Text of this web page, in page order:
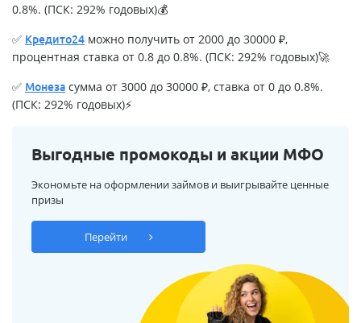
0.8%. (ПСК: 292% годовых)💰
✅ Кредито24 можно получить от 2000 до 30000 ₽,
процентная ставка от 0.8 до 0.8%. (ПСК: 292% годовых)🚀
✅ Монеза сумма от 3000 до 30000 ₽, ставка от 0 до 0.8%.
(ПСК: 292% годовых)⚡
Выгодные промокоды и акции МФО
Экономьте на оформлении займов и выигрывайте ценные
призы
Перейти